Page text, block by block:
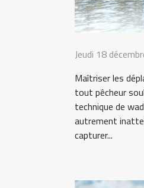
Jeudi 18
Maîtriser les
tout pêcheur
technique de
autrement
capturer...